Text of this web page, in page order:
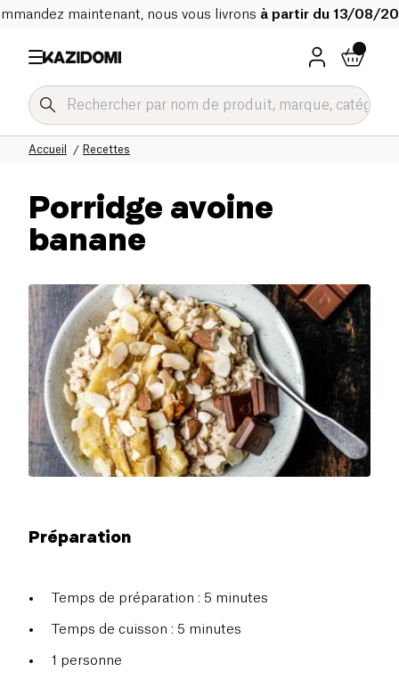
maintenant, nous vous livrons à partir du 13/08/
Recettes
Accueil
Porridge avoine
banane
Préparation
Temps de préparation : 5 minutes
Temps de cuisson : 5 minutes
1 personne